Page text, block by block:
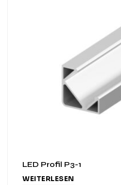
LED Profil P3-1
WEITERLESEN